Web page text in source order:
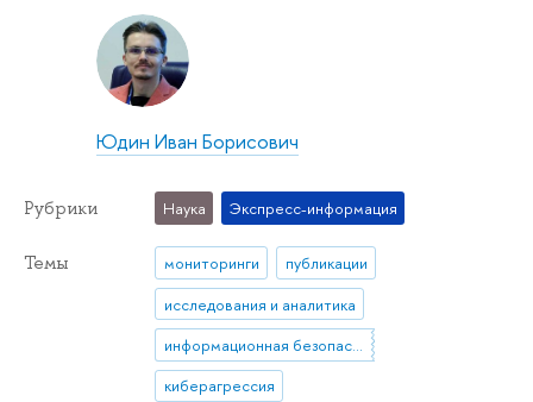
Юдин Иван Борисович
Рубрики Наука Экспресс-информация
Темы мониторинги
публикации
исследования и аналитика
информационная безопасность
киберагрессия